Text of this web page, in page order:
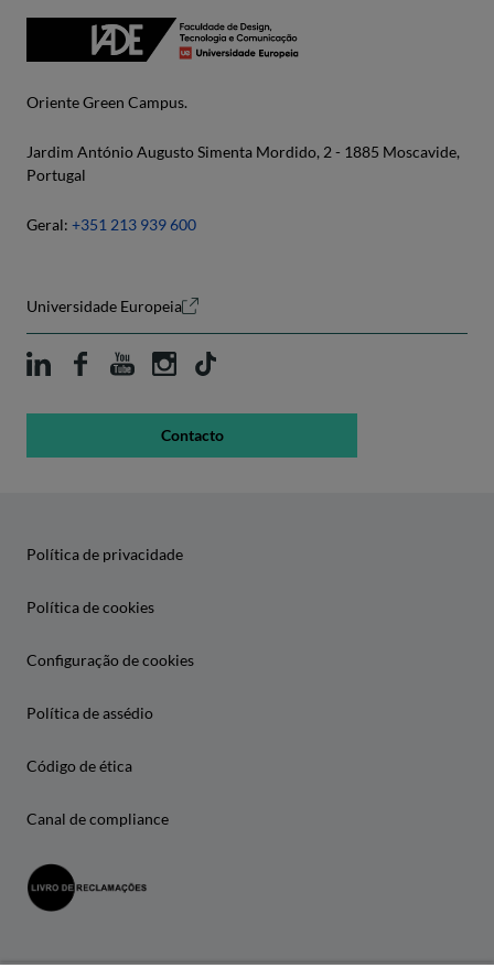
Oriente Green Campus.
Jardim António Augusto Simenta Mordido, 2 - 1885 Moscavide,
Portugal
Geral: +351 213 939 600
Universidade Europeia
Contacto
Política de privacidade
Política de cookies
Configuração de cookies
Política de assédio
Código de ética
Canal de compliance